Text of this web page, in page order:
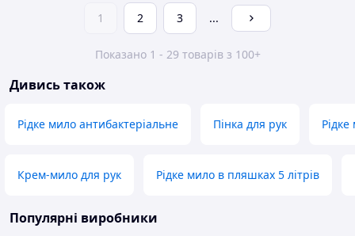
1 2 3 ...
Показано 1 - 29 товарів з 100+
Дивись також
Рідке мило антибактеріальне Пінка для рук
Крем-мило для рук Рідке мило в пляшках 5 літрів
Популярні виробники